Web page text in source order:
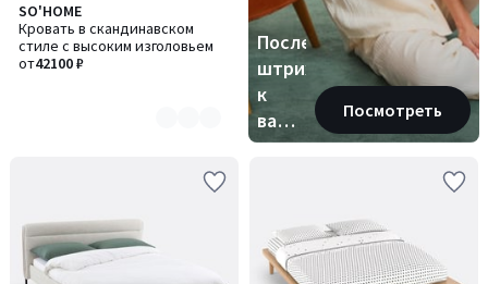
SO'HOME
Кровать в скандинавском
стиле с высоким изголовьем
от42100 ₽
Количество
цветов:
2
Последний
штрих
к
вашей
идеальной
Посмотреть